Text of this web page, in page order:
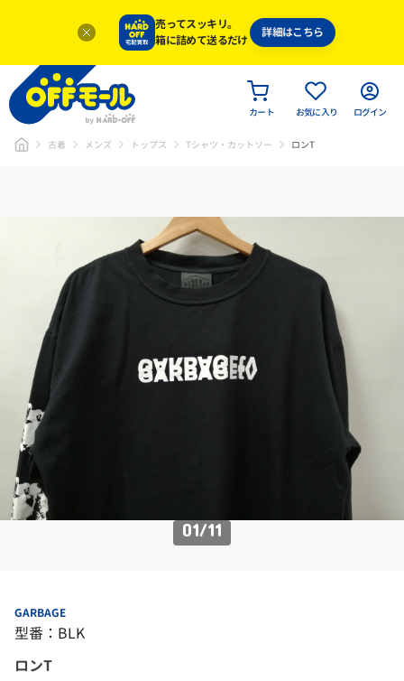
売ってスッキリ。
箱に詰めて送るだけ
詳細はこちら
カート お気に入り ログイン
古着 メンズ トップス Tシャツ・カットソー ロンT
01/11
GARBAGE
型番：BLK
ロンT